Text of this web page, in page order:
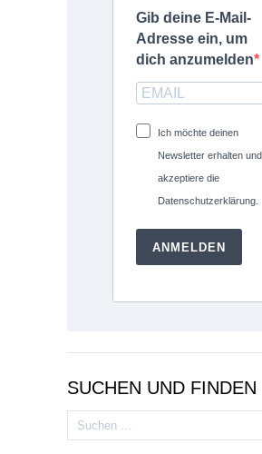
Gib deine E-Mail-
Adresse ein, um
dich anzumelden
Ich möchte deinen
Newsletter erhalten und
akzeptiere die
Datenschutzerklärung.
ANMELDEN
SUCHEN UND FINDEN
Suchen
nach: